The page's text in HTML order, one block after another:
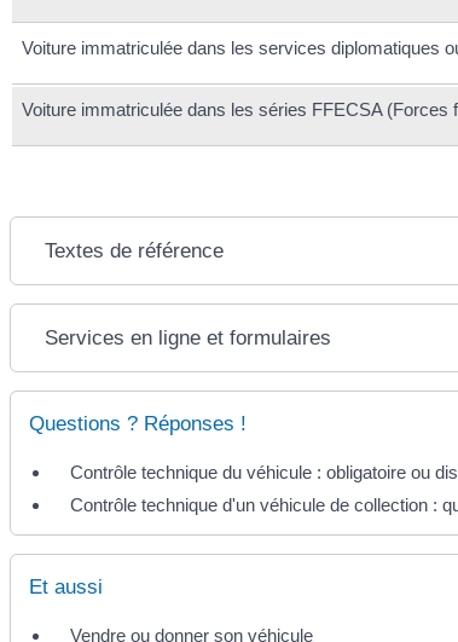
Voiture immatriculée dans les services diplomatiques
Voiture immatriculée dans les séries FFECSA
Textes de référence
Services en ligne et formulaires
Questions ? Réponses !
Contrôle technique du véhicule : obligatoire ou
Contrôle technique d'un véhicule de collection :
Et aussi
Vendre ou donner son véhicule